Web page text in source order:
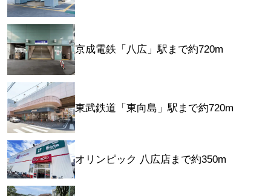
京成電鉄「八広」駅まで約720m
東武鉄道「東向島」駅まで約720m
オリンピック 八広店まで約350m